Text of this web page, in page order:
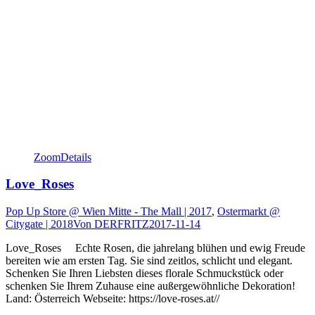
ZoomDetails
Love_Roses
Pop Up Store @ Wien Mitte - The Mall | 2017, Ostermarkt @
Citygate | 2018Von DERFRITZ2017-11-14
Love_Roses Echte Rosen, die jahrelang blühen und ewig Freude
bereiten wie am ersten Tag. Sie sind zeitlos, schlicht und elegant.
Schenken Sie Ihren Liebsten dieses florale Schmuckstück oder
schenken Sie Ihrem Zuhause eine außergewöhnliche Dekoration!
Land: Österreich Webseite: https://love-roses.at//